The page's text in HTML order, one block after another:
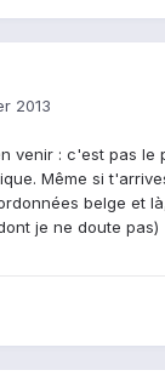
2013
venir : c'est pas le
Même si
belge et
je ne doute pas)